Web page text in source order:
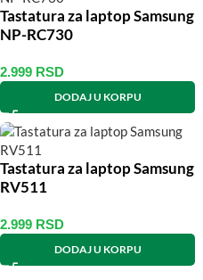
Tastatura za laptop Samsung
NP-RC730
2.999 RSD
DODAJ U KORPU
Tastatura za laptop Samsung
RV511
2.999 RSD
DODAJ U KORPU